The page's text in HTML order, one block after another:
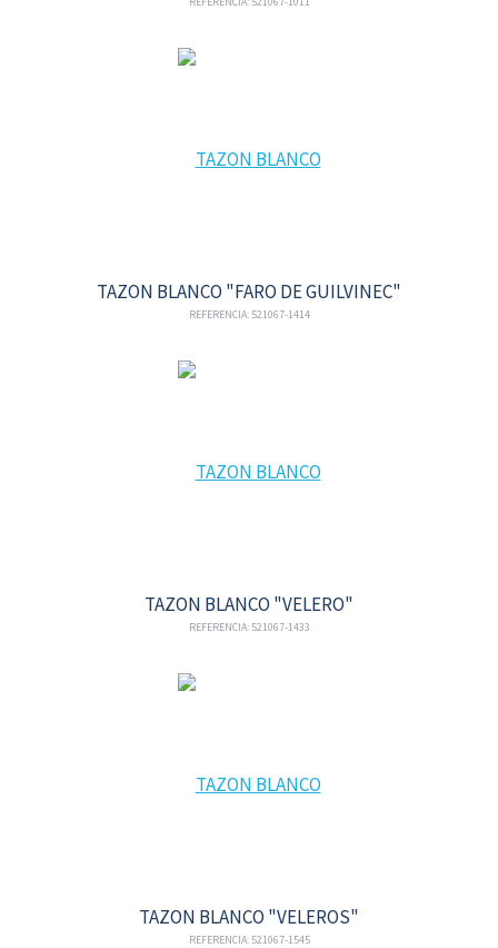
TAZON BLANCO "FARO DE GUILVINEC"
REFERENCIA: 521067-1414
TAZON BLANCO "VELERO"
REFERENCIA: 521067-1433
TAZON BLANCO "VELEROS"
REFERENCIA: 521067-1545